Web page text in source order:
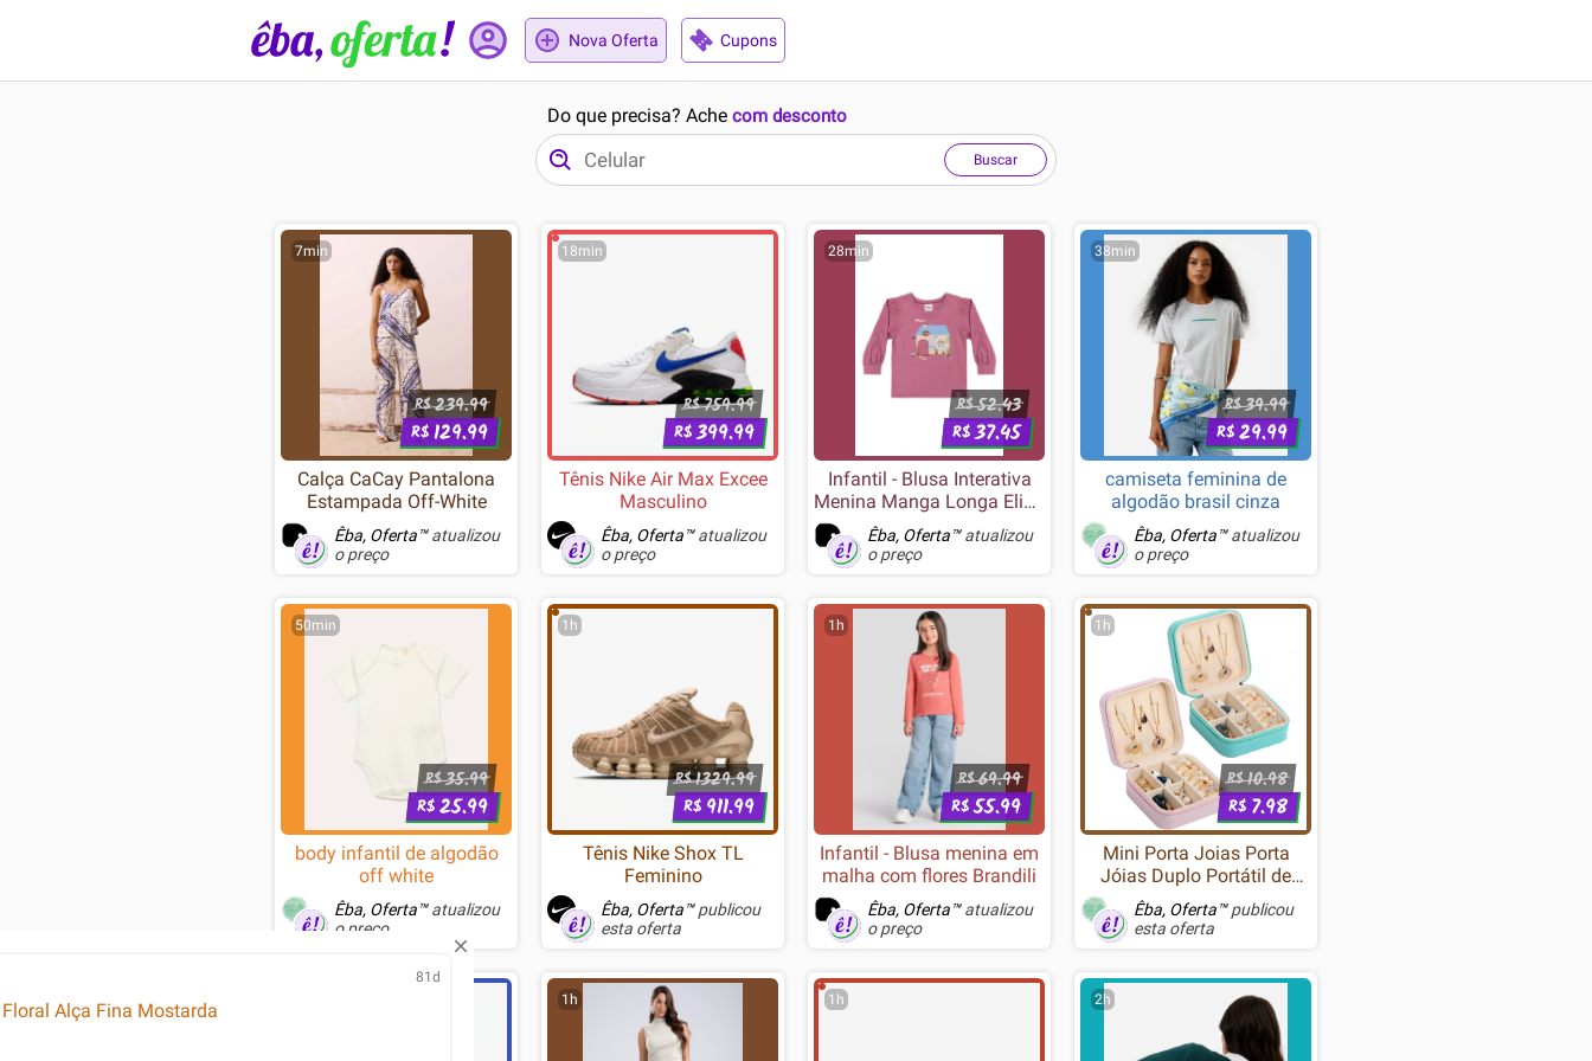
Nova Oferta Cupons
Do que precisa? Ache com desconto
Buscar
7min
R$239.99
R$129.99
Calça CaCay Pantalona
Estampada Off-White
Êba, Oferta™atualizou
o preço
18min
R$759.99
R$399.99
Tênis Nike Air Max Excee
Masculino
Êba, Oferta™atualizou
o preço
28min
R$52.43
R$37.45
Infantil - Blusa Interativa
Menina Manga Longa Elian
Rosa
Êba, Oferta™atualizou
o preço
38min
R$39.99
R$29.99
camiseta feminina de
algodão brasil cinza
Êba, Oferta™atualizou
o preço
50min
R$35.99
R$25.99
body infantil de algodão
off white
Êba, Oferta™atualizou
o preço
1h
R$1329.99
R$ 911.99
Tênis Nike Shox TL
Feminino
Êba, Oferta™publicou
esta oferta
1h
R$69.99
R$55.99
Infantil - Blusa menina em
malha com flores Brandili
Êba, Oferta™atualizou
o preço
1h
R$10.98
R$ 7.98
Mini Porta Joias Porta
Jóias Duplo Portátil de
Couro Organizador para
Bijuterias Colares e
Êba, Oferta™publicou
esta oferta
1h 1h 2h
81d
Alça Fina Mostarda